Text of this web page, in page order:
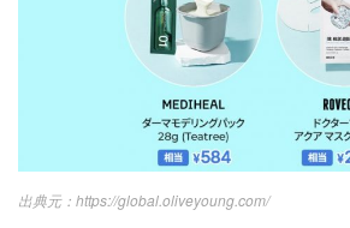
https://global.oliveyoung.com/